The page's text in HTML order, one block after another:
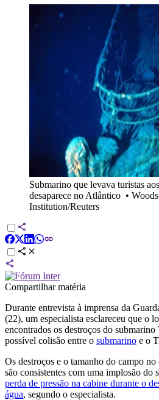
Submarino que levava turistas
desaparece no Atlântico •
Institution/Reuters
Compartilhar matéria
Durante entrevista à imprensa da
(22), um especialista esclareceu que o
encontrados os destroços do
possível colisão entre o submarino e o
Os destroços e o tamanho do campo
são consistentes com uma implosão do
perda de pressão na cabine durante o
água, segundo o especialista.